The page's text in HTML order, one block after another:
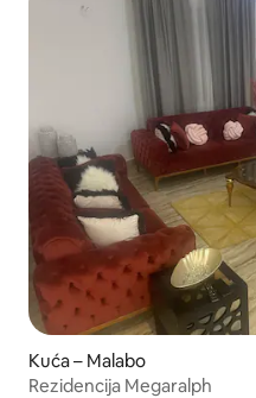
Kuća – Malabo
Rezidencija Megaralph